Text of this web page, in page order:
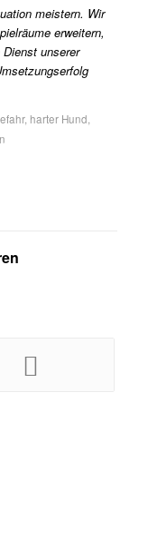
meistern. Wir
erweitern,
unserer
, harter Hund,